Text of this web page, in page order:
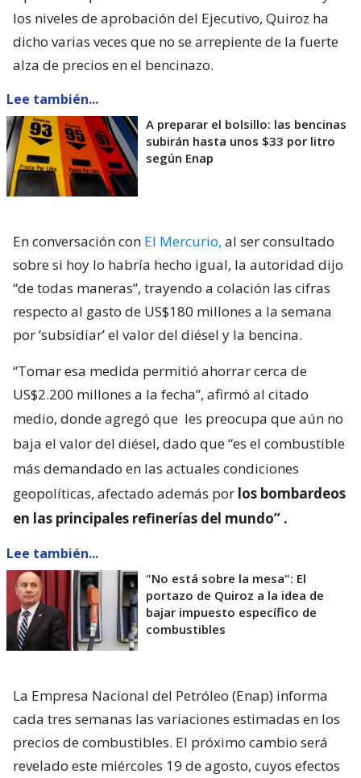
los niveles de aprobación del Ejecutivo, Quiroz ha
dicho varias veces que no se arrepiente de la fuerte
alza de precios en el bencinazo.
Lee también...
A preparar el bolsillo: las bencinas
subirán hasta unos $33 por litro
según Enap
En conversación con El Mercurio, al ser consultado
sobre si hoy lo habría hecho igual, la autoridad dijo
“de todas maneras”, trayendo a colación las cifras
respecto al gasto de US$180 millones a la semana
por ‘subsidiar’ el valor del diésel y la bencina.
“Tomar esa medida permitió ahorrar cerca de
US$2.200 millones a la fecha”, afirmó al citado
medio, donde agregó que les preocupa que aún no
baja el valor del diésel, dado que “es el combustible
más demandado en las actuales condiciones
geopolíticas, afectado además por los bombardeos
en las principales refinerías del mundo” .
Lee también...
"No está sobre la mesa": El
portazo de Quiroz a la idea de
bajar impuesto específico de
combustibles
La Empresa Nacional del Petróleo (Enap) informa
cada tres semanas las variaciones estimadas en los
precios de combustibles. El próximo cambio será
revelado este miércoles 19 de agosto, cuyos efectos